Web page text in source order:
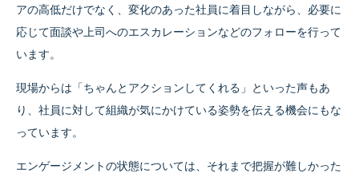
アの高低だけでなく、変化のあった社員に着目しながら、必要に
応じて面談や上司へのエスカレーションなどのフォローを行って
います。
現場からは「ちゃんとアクションしてくれる」といった声もあ
り、社員に対して組織が気にかけている姿勢を伝える機会にもな
っています。
エンゲージメントの状態については、それまで把握が難しかった